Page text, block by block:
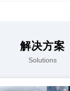
解决方案
Solutions